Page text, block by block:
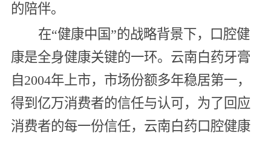
的陪伴。
在“健康中国”的战略背景下，口腔健
康是全身健康关键的一环。云南白药牙膏
自2004年上市，市场份额多年稳居第一，
得到亿万消费者的信任与认可，为了回应
消费者的每一份信任，云南白药口腔健康